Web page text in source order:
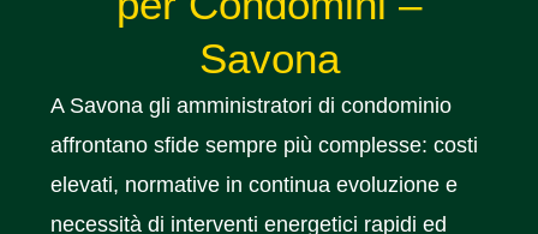
Savona
A Savona gli amministratori di condominio
affrontano sfide sempre più complesse: costi
elevati, normative in continua evoluzione e
necessità di interventi energetici rapidi ed